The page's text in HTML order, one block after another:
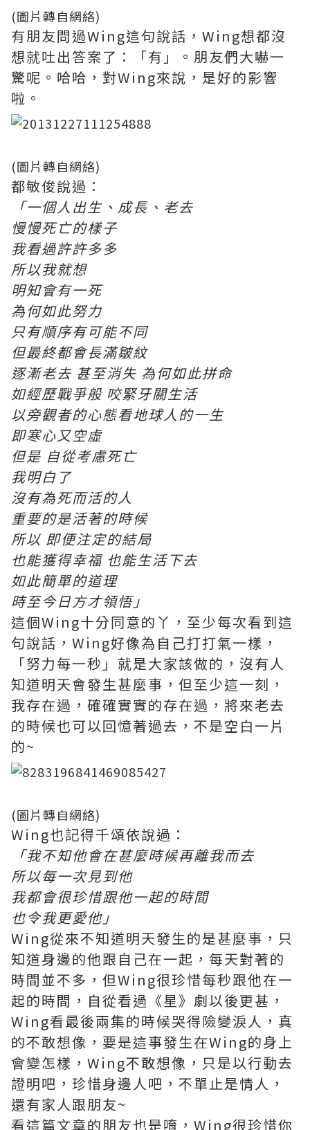
(圖片轉自網絡)
有朋友問過Wing這句說話，Wing想都沒
想就吐出答案了：「有」。朋友們大嚇一
驚呢。哈哈，對Wing來說，是好的影響
啦。
(圖片轉自網絡)
都敏俊說過：
「一個人出生、成長、老去
慢慢死亡的樣子
我看過許許多多
所以我就想
明知會有一死
為何如此努力
只有順序有可能不同
但最終都會長滿皺紋
逐漸老去 甚至消失 為何如此拼命
如經歷戰爭般 咬緊牙關生活
以旁觀者的心態看地球人的一生
即寒心又空虛
但是 自從考慮死亡
我明白了
沒有為死而活的人
重要的是活著的時候
所以 即便注定的結局
也能獲得幸福 也能生活下去
如此簡單的道理
時至今日方才領悟」
這個Wing十分同意的丫，至少每次看到這
句說話，Wing好像為自己打打氣一樣，
「努力每一秒」就是大家該做的，沒有人
知道明天會發生甚麼事，但至少這一刻，
我存在過，確確實實的存在過，將來老去
的時候也可以回憶著過去，不是空白一片
的~
(圖片轉自網絡)
Wing也記得千頌依說過：
「我不知他會在甚麼時候再離我而去
所以每一次見到他
我都會很珍惜跟他一起的時間
也令我更愛他」
Wing從來不知道明天發生的是甚麼事，只
知道身邊的他跟自己在一起，每天對著的
時間並不多，但Wing很珍惜每秒跟他在一
起的時間，自從看過《星》劇以後更甚，
Wing看最後兩集的時候哭得險變淚人，真
的不敢想像，要是這事發生在Wing的身上
會變怎樣，Wing不敢想像，只是以行動去
證明吧，珍惜身邊人吧，不單止是情人，
還有家人跟朋友~
看這篇文章的朋友也是唷，Wing很珍惜你